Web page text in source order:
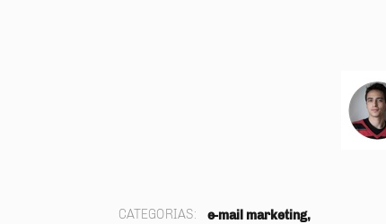
CATEGORIAS:
e-mail marketing,